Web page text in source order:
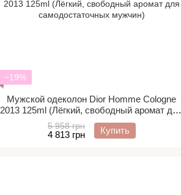
−19%
Мужской одеколон Dior Homme Cologne
2013 125ml (Лёгкий, свободный аромат для
самодостаточных мужчин)
5 958 грн
4 813 грн Купить